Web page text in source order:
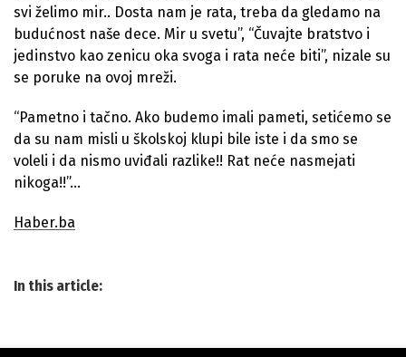
svi želimo mir.. Dosta nam je rata, treba da gledamo na
budućnost naše dece. Mir u svetu”, “Čuvajte bratstvo i
jedinstvo kao zenicu oka svoga i rata neće biti”, nizale su
se poruke na ovoj mreži.
“Pametno i tačno. Ako budemo imali pameti, setićemo se
da su nam misli u školskoj klupi bile iste i da smo se
voleli i da nismo uviđali razlike!! Rat neće nasmejati
nikoga!!”…
Haber.ba
In this article: